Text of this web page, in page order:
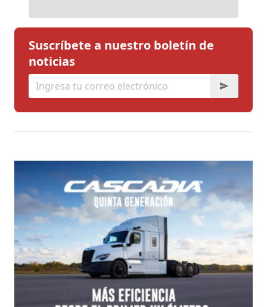
Suscríbete a nuestro boletín de
noticias